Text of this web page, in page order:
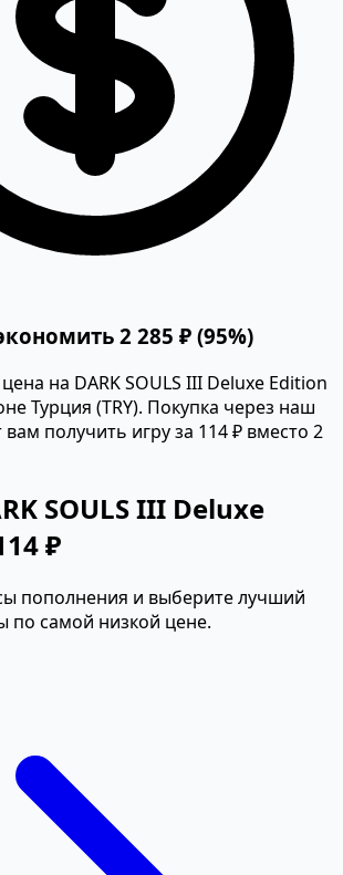
2 285 ₽ (95%)
на DARK SOULS III Deluxe Edition
Турция (TRY). Покупка через наш
получить игру за 114 ₽ вместо 2
SOULS III Deluxe
₽
пополнения и выберите лучший
по самой низкой цене.